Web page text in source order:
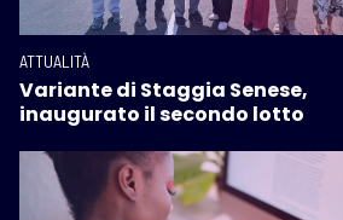
ATTUALITÀ
Variante di Staggia Senese,
inaugurato il secondo lotto